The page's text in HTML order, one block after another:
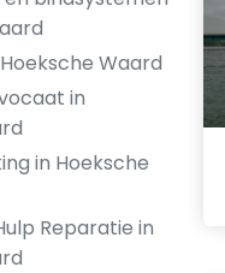
Waard
in
in Hoeksche
Reparatie in